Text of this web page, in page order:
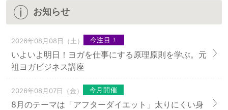
お知らせ
2026年08月08日（土） 今注目！
いよいよ明日！ヨガを仕事にする原理原則を学ぶ。元
祖ヨガビジネス講座
2026年08月07日（金） 今月開催
8月のテーマは「アフターダイエット」太りにくい身